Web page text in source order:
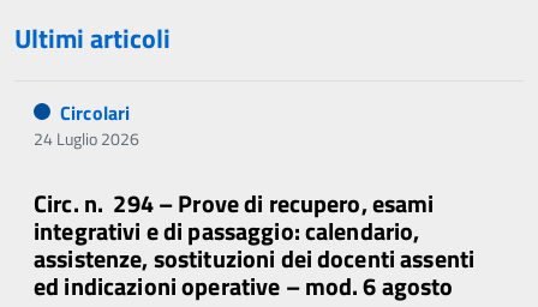
Ultimi articoli
Circolari
24 Luglio 2026
Circ. n. 294 – Prove di recupero, esami
integrativi e di passaggio: calendario,
assistenze, sostituzioni dei docenti assenti
ed indicazioni operative – mod. 6 agosto